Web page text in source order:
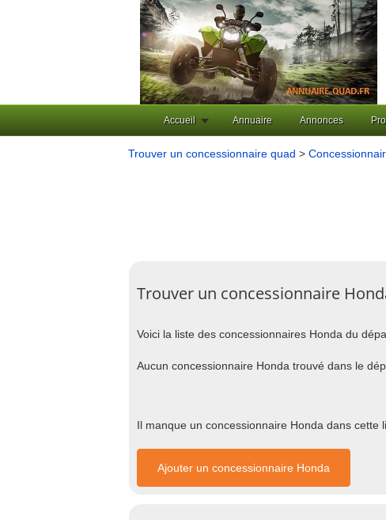
Accueil Annuaire Annonces
Trouver un concessionnaire quad >
Trouver un concessionnaire
Voici la liste des concessionnaires Honda du
Aucun concessionnaire Honda trouvé dans le
Il manque un concessionnaire Honda dans
Ajouter un concessionnaire Honda